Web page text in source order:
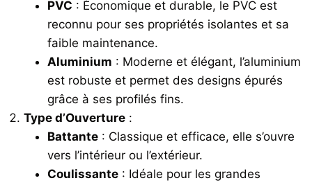
PVC : Économique et durable, le PVC est
reconnu pour ses propriétés isolantes et sa
faible maintenance.
Aluminium : Moderne et élégant, l’aluminium
est robuste et permet des designs épurés
grâce à ses profilés fins.
Type d’Ouverture :
Battante : Classique et efficace, elle s’ouvre
vers l’intérieur ou l’extérieur.
Coulissante : Idéale pour les grandes